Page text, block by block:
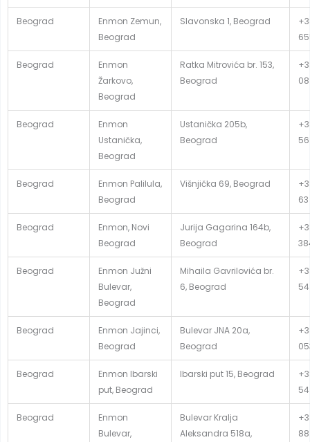
Beograd
Enmon Zemun,
Beograd
Slavonska 1, Beograd
Beograd
Enmon
Žarkovo,
Beograd
Ratka Mitrovića br. 153,
Beograd
Beograd
Enmon
Ustanička,
Beograd
Ustanička 205b,
Beograd
Beograd
Enmon Palilula,
Beograd
Višnjička 69, Beograd
Beograd
Enmon, Novi
Beograd
Jurija Gagarina 164b,
Beograd
Beograd
Enmon Južni
Bulevar,
Beograd
Mihaila Gavrilovića br.
6, Beograd
Beograd
Enmon Jajinci,
Beograd
Bulevar JNA 20a,
Beograd
Beograd
Enmon Ibarski
put, Beograd
Ibarski put 15, Beograd
Beograd
Enmon
Bulevar,
Bulevar Kralja
Aleksandra 518a,